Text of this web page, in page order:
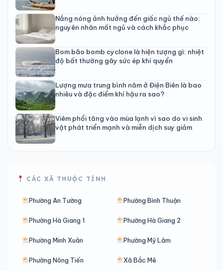
Nắng nóng ảnh hưởng đến giấc ngủ thế nào:
nguyên nhân mất ngủ và cách khắc phục
Bom bão bomb cyclone là hiện tượng gì: nhiệt
độ bất thường gây sức ép khí quyển
Lượng mưa trung bình năm ở Điện Biên là bao
nhiêu và đặc điểm khí hậu ra sao?
Viêm phổi tăng vào mùa lạnh vì sao do vi sinh
vật phát triển mạnh và miễn dịch suy giảm
CÁC XÃ THUỘC TỈNH
Phường An Tường Phường Bình Thuận
Phường Hà Giang 1 Phường Hà Giang 2
Phường Minh Xuân Phường Mỹ Lâm
Phường Nông Tiến Xã Bắc Mê